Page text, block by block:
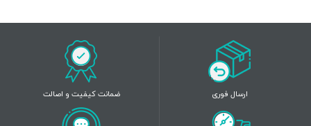
ارسال فوری ضمانت کیفیت و اصالت